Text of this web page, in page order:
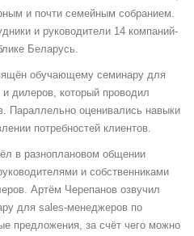
и почти семейным собранием.
и руководители 14 компаний-
Беларусь.
обучающему семинару для
дилеров, который проводил
Параллельно оценивались навыки
потребностей клиентов.
в разноплановом общении
и собственниками
Артём Черепанов озвучил
для sales-менеджеров по
предложения, за счёт чего можно